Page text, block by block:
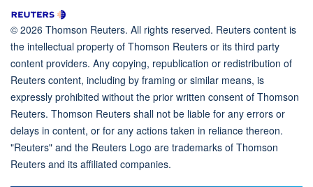
© 2026 Thomson Reuters. All rights reserved. Reuters content is
the intellectual property of Thomson Reuters or its third party
content providers. Any copying, republication or redistribution of
Reuters content, including by framing or similar means, is
expressly prohibited without the prior written consent of Thomson
Reuters. Thomson Reuters shall not be liable for any errors or
delays in content, or for any actions taken in reliance thereon.
"Reuters" and the Reuters Logo are trademarks of Thomson
Reuters and its affiliated companies.